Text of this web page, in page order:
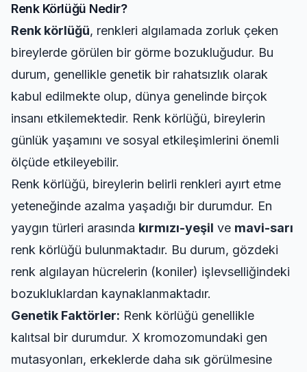
Renk Körlüğü Nedir?
Renk körlüğü, renkleri algılamada zorluk çeken
bireylerde görülen bir görme bozukluğudur. Bu
durum, genellikle genetik bir rahatsızlık olarak
kabul edilmekte olup, dünya genelinde birçok
insanı etkilemektedir. Renk körlüğü, bireylerin
günlük yaşamını ve sosyal etkileşimlerini önemli
ölçüde etkileyebilir.
Renk körlüğü, bireylerin belirli renkleri ayırt etme
yeteneğinde azalma yaşadığı bir durumdur. En
yaygın türleri arasında kırmızı-yeşil ve mavi-sarı
renk körlüğü bulunmaktadır. Bu durum, gözdeki
renk algılayan hücrelerin (koniler) işlevselliğindeki
bozukluklardan kaynaklanmaktadır.
Genetik Faktörler: Renk körlüğü genellikle
kalıtsal bir durumdur. X kromozomundaki gen
mutasyonları, erkeklerde daha sık görülmesine